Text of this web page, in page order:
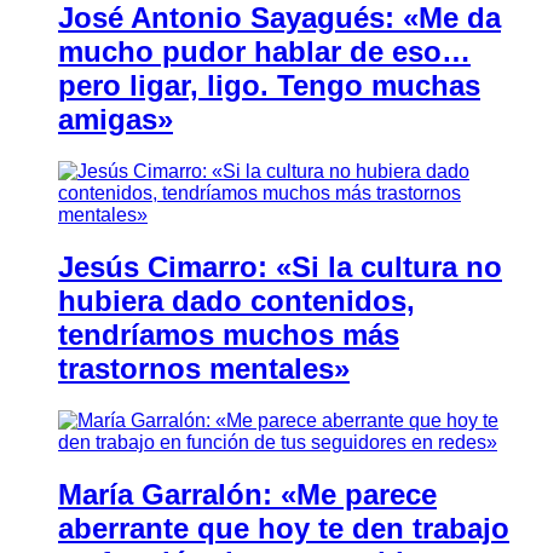
José Antonio Sayagués: «Me da
mucho pudor hablar de eso…
pero ligar, ligo. Tengo muchas
amigas»
Jesús Cimarro: «Si la cultura no
hubiera dado contenidos,
tendríamos muchos más
trastornos mentales»
María Garralón: «Me parece
aberrante que hoy te den trabajo